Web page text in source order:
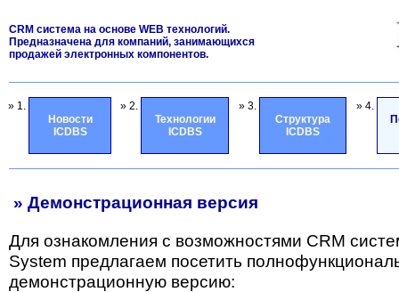
CRM система на основе WEB технологий.
Предназначена для компаний, занимающихся
продажей электронных компонентов.
» 1.
Новости
ICDBS
» 2.
Технологии
ICDBS
» 3.
Структура
ICDBS
» 4.
» Демонстрационная версия
Для ознакомления с возможностями CRM
System предлагаем посетить
демонстрационную версию: